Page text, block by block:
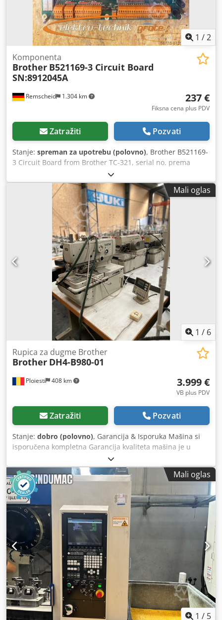
1 /2
Remscheid 1.304 km
Komponenta
Brother B521169-3 Circuit Board
SN:8912045A
237 €
Fiksna cena plus PDV
Zatražiti Pozvati
Stanje: spreman za upotrebu (polovno), Brother B521169-
3 Circuit Board from Brother TC-321, serial no. prema
fotografiji, korišćenoj, dobrom stanju očuvanja, 100%
funkcionalnom Dwjdpsi D Ulkefx Aqcoa
Mali oglas
1 / 6
Ploiesti 408 km
Rupica za dugme Brother
Brother DH4-B980-01
3.999 €
VB plus PDV
Zatražiti Pozvati
Stanje: dobro (polovno), Garancija & Isporuka Mašina si
isporučena kompletna Garancija kvaliteta mašina je u
potpunosti poverenica našeg tima profesionalnih
tehničara. Mašina je vrhunskog kvaliteta, preporučuje se
za sve vrste radionica kao i za fabrike sa srednjom i
velikom proizvodnjom. Prilikom kupovine ove mašine imate
garanciju od 6 meseci i 5-godišnju poštansku garanciju.
SVETSKA ISPORUKA! Uvek imamo više od 1000 mašina na
lageru tako da svaki kupac može da bira između nekoliko
opcija. Sa preko 20 godina iskustva u tekstilnoj industriji i
preko 10.000 zadovoljnih kupaca, vodimo računa da vaši
planovi postanu uspešni biznisi! Dedpfx Aerrim Uoqcowa
Mali oglas
1 / 5